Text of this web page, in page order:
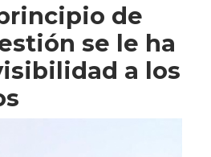
de
se le ha
a los